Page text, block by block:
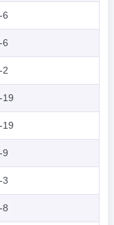
6
6
2
19
19
9
3
8